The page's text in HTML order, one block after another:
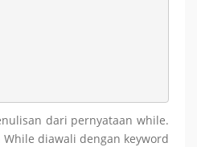
dari pernyataan while.
diawali dengan keyword